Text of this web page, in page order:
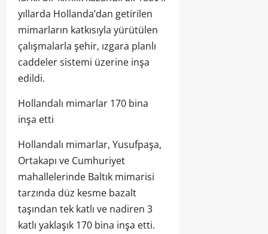
yıllarda Hollanda’dan getirilen
mimarların katkısıyla yürütülen
çalışmalarla şehir, ızgara planlı
caddeler sistemi üzerine inşa
edildi.
Hollandalı mimarlar 170 bina
inşa etti
Hollandalı mimarlar, Yusufpaşa,
Ortakapı ve Cumhuriyet
mahallelerinde Baltık mimarisi
tarzında düz kesme bazalt
taşından tek katlı ve nadiren 3
katlı yaklaşık 170 bina inşa etti.